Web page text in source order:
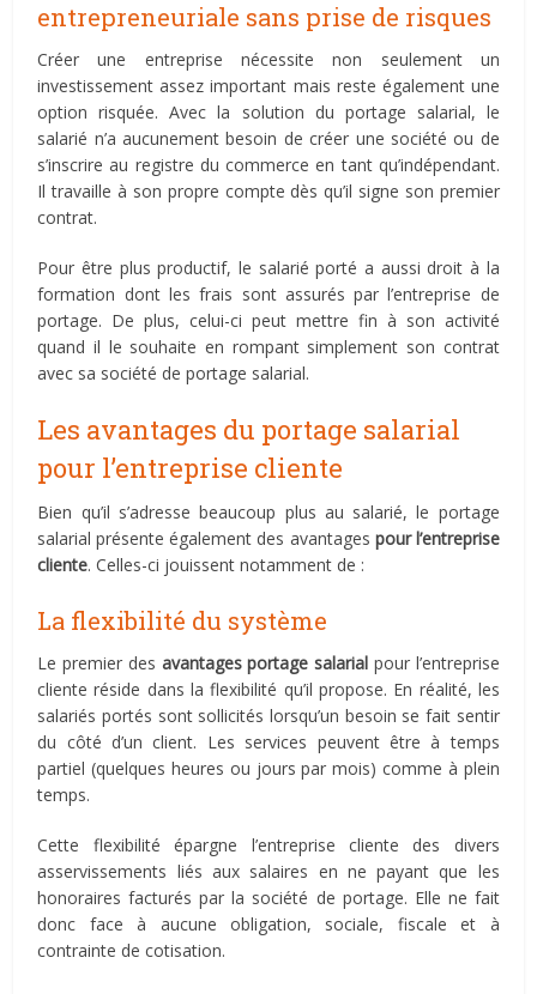
entrepreneuriale sans prise de risques
Créer une entreprise nécessite non seulement un
investissement assez important mais reste également une
option risquée. Avec la solution du portage salarial, le
salarié n’a aucunement besoin de créer une société ou de
s’inscrire au registre du commerce en tant qu’indépendant.
Il travaille à son propre compte dès qu’il signe son premier
contrat.
Pour être plus productif, le salarié porté a aussi droit à la
formation dont les frais sont assurés par l’entreprise de
portage. De plus, celui-ci peut mettre fin à son activité
quand il le souhaite en rompant simplement son contrat
avec sa société de portage salarial.
Les avantages du portage salarial
pour l’entreprise cliente
Bien qu’il s’adresse beaucoup plus au salarié, le portage
salarial présente également des avantages pour l’entreprise
cliente. Celles-ci jouissent notamment de :
La flexibilité du système
Le premier des avantages portage salarial pour l’entreprise
cliente réside dans la flexibilité qu’il propose. En réalité, les
salariés portés sont sollicités lorsqu’un besoin se fait sentir
du côté d’un client. Les services peuvent être à temps
partiel (quelques heures ou jours par mois) comme à plein
temps.
Cette flexibilité épargne l’entreprise cliente des divers
asservissements liés aux salaires en ne payant que les
honoraires facturés par la société de portage. Elle ne fait
donc face à aucune obligation, sociale, fiscale et à
contrainte de cotisation.